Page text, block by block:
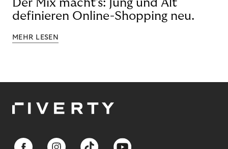
Der Mix macht’s: Jung und Alt
definieren Online-Shopping neu.
MEHR LESEN